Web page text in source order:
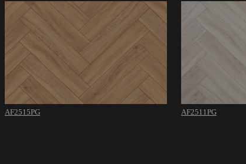
AF2515PG AF2511PG